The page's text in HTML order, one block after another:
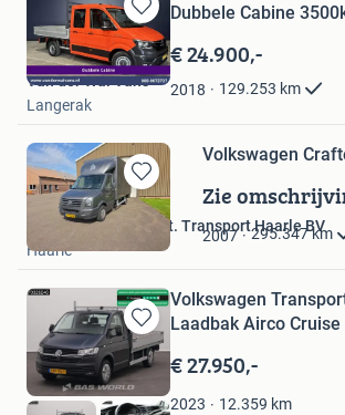
Bewaren
in
Mijn
Favorieten
Dubbele Cabine
€ 24.900,-
2018 129.253 km
Van der Wal Vans
Langerak
Bewaren
in
Favorieten
Volkswagen
Zie
2007 295.347km
Anton Raamsman Int. Transport Haarle BV
Haarle
Bewaren
in
Mijn
Favorieten
Volkswagen
Laadbak Airco Cruise
€ 27.950,-
2023 12.359 km